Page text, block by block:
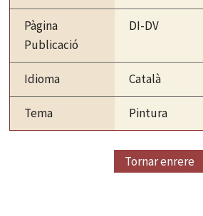
Pàgina
Publicació
DI-DV
Idioma Català
Tema Pintura
Tornar enrere